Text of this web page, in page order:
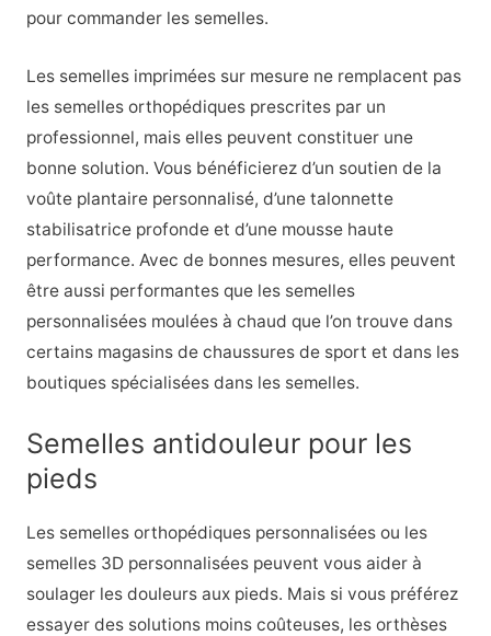
pour commander les semelles.
Les semelles imprimées sur mesure ne remplacent pas
les semelles orthopédiques prescrites par un
professionnel, mais elles peuvent constituer une
bonne solution. Vous bénéficierez d’un soutien de la
voûte plantaire personnalisé, d’une talonnette
stabilisatrice profonde et d’une mousse haute
performance. Avec de bonnes mesures, elles peuvent
être aussi performantes que les semelles
personnalisées moulées à chaud que l’on trouve dans
certains magasins de chaussures de sport et dans les
boutiques spécialisées dans les semelles.
Semelles antidouleur pour les
pieds
Les semelles orthopédiques personnalisées ou les
semelles 3D personnalisées peuvent vous aider à
soulager les douleurs aux pieds. Mais si vous préférez
essayer des solutions moins coûteuses, les orthèses